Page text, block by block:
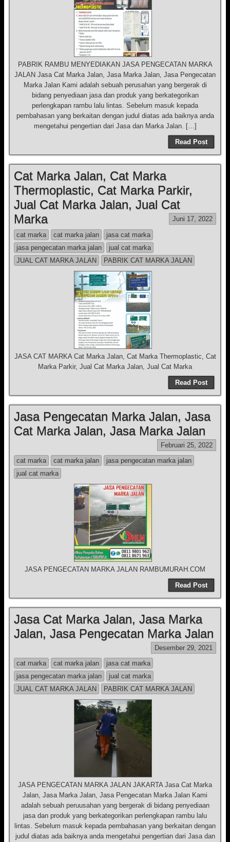
PABRIK RAMBU MENYEDIAKAN JASA PENGECATAN MARKA
JALAN Jasa Cat Marka Jalan, Jasa Marka Jalan, Jasa Pengecatan
Marka Jalan Kami adalah sebuah perusahan yang bergerak di
bidang penyediaan jasa dan produk yang berkategorikan
perlengkapan rambu lalu lintas. Sebelum masuk kepada
pembahasan yang berkaitan dengan judul diatas ada baiknya anda
mengetahui pengertian dari Jasa dan Marka Jalan. […]
Read Post
Cat Marka Jalan, Cat Marka
Thermoplastic, Cat Marka Parkir,
Jual Cat Marka Jalan, Jual Cat
Marka
Juni 17, 2022
cat marka cat marka jalan
jasa cat marka
jasa pengecatan marka jalan
jual cat marka
JUAL CAT MARKA JALAN
PABRIK CAT MARKA JALAN
JASA CAT MARKA Cat Marka Jalan, Cat Marka Thermoplastic, Cat
Marka Parkir, Jual Cat Marka Jalan, Jual Cat Marka
Read Post
Jasa Pengecatan Marka Jalan, Jasa
Cat Marka Jalan, Jasa Marka Jalan
Februari 25, 2022
cat marka
cat marka jalan
jasa pengecatan marka jalan
jual cat marka
JASA PENGECATAN MARKA JALAN RAMBUMURAH.COM
Read Post
Jasa Cat Marka Jalan, Jasa Marka
Jalan, Jasa Pengecatan Marka Jalan
Desember 29, 2021
cat marka
cat marka jalan
jasa cat marka
jasa pengecatan marka jalan
jual cat marka
JUAL CAT MARKA JALAN
PABRIK CAT MARKA JALAN
JASA PENGECATAN MARKA JALAN JAKARTA Jasa Cat Marka
Jalan, Jasa Marka Jalan, Jasa Pengecatan Marka Jalan Kami
adalah sebuah peruusahan yang bergerak di bidang penyediaan
jasa dan produk yang berkategorikan perlengkapan rambu lalu
lintas. Sebelum masuk kepada pembahasan yang berkaitan dengan
judul diatas ada baiknya anda mengetahui pengertian dari Jasa dan